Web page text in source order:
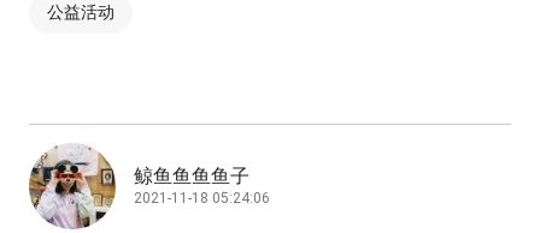
公益活动
鲸鱼鱼鱼鱼子
2021-11-18 05:24:06